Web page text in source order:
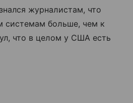
журналистам, что
системам больше, чем к
что в целом у США есть